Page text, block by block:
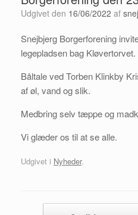
Udgivet den 16/06/2022 af
Snejbjerg Borgerforening
legepladsen bag Kløvertorvet.
Båltale ved Torben Klinkby
af øl, vand og slik.
Medbring selv tæppe og
Vi glæder os til at se alle.
Udgivet i Nyheder.